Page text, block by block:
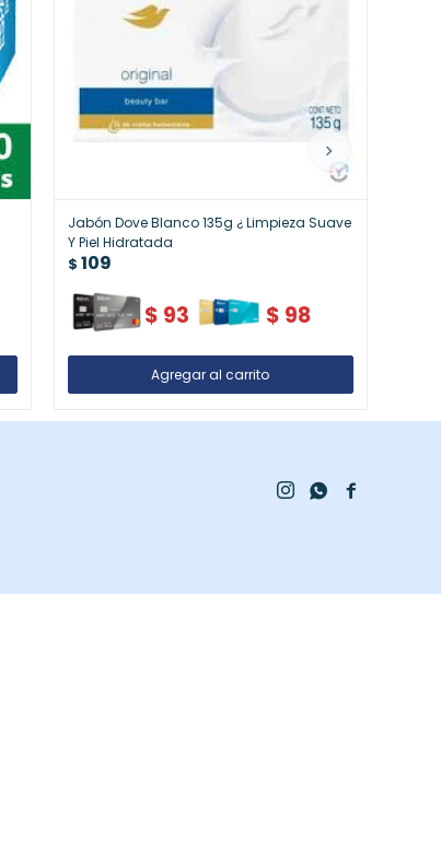
Jabón Dove Blanco 135g ¿ Limpieza Suave
Y Piel Hidratada
$ 109
$ 93 $ 98

 